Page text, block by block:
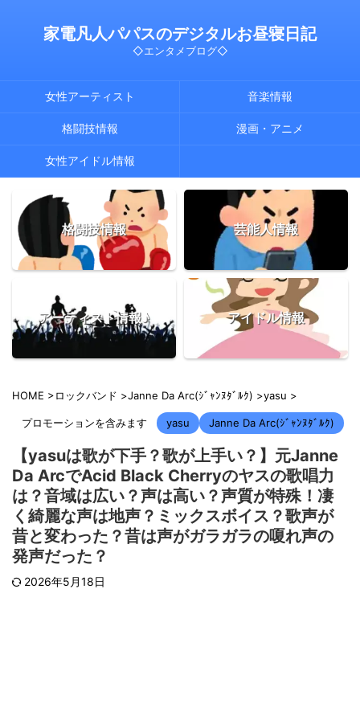
家電凡人パパスのデジタルお昼寝日記
◇エンタメブログ◇
女性アーティスト 音楽情報
格闘技情報 漫画・アニメ
女性アイドル情報
格闘技情報 芸能人情報
アーティスト情報♪ アイドル情報
HOME >ロックバンド >Janne Da Arc(ｼﾞｬﾝﾇﾀﾞﾙｸ) >yasu >
プロモーションを含みます yasu Janne Da Arc(ｼﾞｬﾝﾇﾀﾞﾙｸ)
【yasuは歌が下手？歌が上手い？】元Janne
Da ArcでAcid Black Cherryのヤスの歌唱力
は？音域は広い？声は高い？声質が特殊！凄
く綺麗な声は地声？ミックスボイス？歌声が
昔と変わった？昔は声がガラガラの嗄れ声の
発声だった？
2026年5月18日